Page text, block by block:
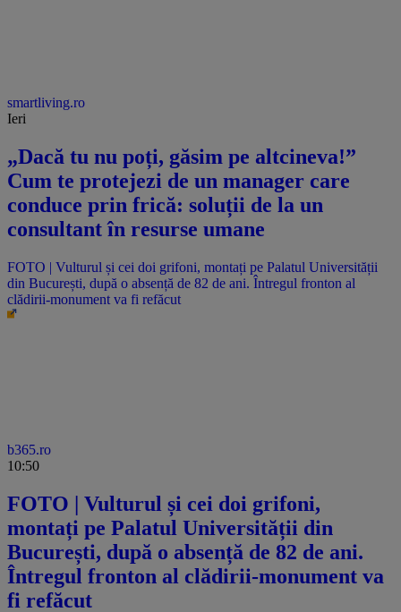
smartliving.ro
Ieri
„Dacă tu nu poți, găsim pe altcineva!”
Cum te protejezi de un manager care
conduce prin frică: soluții de la un
consultant în resurse umane
FOTO | Vulturul și cei doi grifoni, montați pe Palatul Universității
din București, după o absență de 82 de ani. Întregul fronton al
clădirii-monument va fi refăcut
b365.ro
10:50
FOTO | Vulturul și cei doi grifoni,
montați pe Palatul Universității din
București, după o absență de 82 de ani.
Întregul fronton al clădirii-monument va
fi refăcut